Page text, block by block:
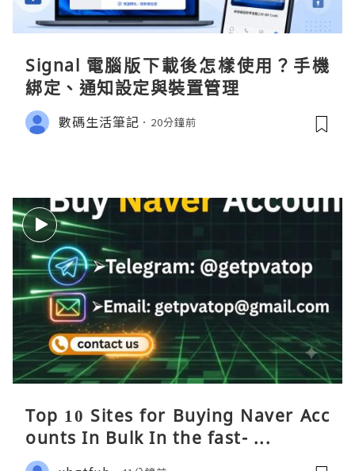
Signal 電腦版下載後怎樣使用？手機
綁定、通知設定與裝置管理
數碼生活筆記 20分鐘前
Top 10 Sites for Buying Naver Acc
ounts In Bulk In the fast- ...